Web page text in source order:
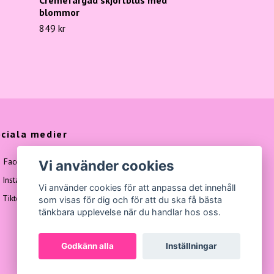
blommor
849 kr
medier
Facebook
Instagram
Tiktok
Vi använder cookies
Vi använder cookies för att anpassa det innehåll
som visas för dig och för att du ska få bästa
tänkbara upplevelse när du handlar hos oss.
Godkänn alla Inställningar